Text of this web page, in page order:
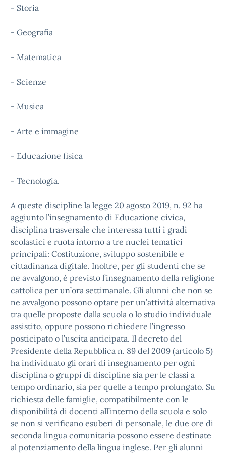
- Storia
- Geografia
- Matematica
- Scienze
- Musica
- Arte e immagine
- Educazione fisica
- Tecnologia.
A queste discipline la legge 20 agosto 2019, n. 92 ha
aggiunto l’insegnamento di Educazione civica,
disciplina trasversale che interessa tutti i gradi
scolastici e ruota intorno a tre nuclei tematici
principali: Costituzione, sviluppo sostenibile e
cittadinanza digitale. Inoltre, per gli studenti che se
ne avvalgono, è previsto l’insegnamento della religione
cattolica per un’ora settimanale. Gli alunni che non se
ne avvalgono possono optare per un’attività alternativa
tra quelle proposte dalla scuola o lo studio individuale
assistito, oppure possono richiedere l’ingresso
posticipato o l’uscita anticipata. Il decreto del
Presidente della Repubblica n. 89 del 2009 (articolo 5)
ha individuato gli orari di insegnamento per ogni
disciplina o gruppi di discipline sia per le classi a
tempo ordinario, sia per quelle a tempo prolungato. Su
richiesta delle famiglie, compatibilmente con le
disponibilità di docenti all’interno della scuola e solo
se non si verificano esuberi di personale, le due ore di
seconda lingua comunitaria possono essere destinate
al potenziamento della lingua inglese. Per gli alunni